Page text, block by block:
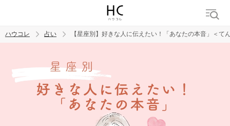
トレンド ワード
ハウコレ 占い 【星座別】好きな人に伝えたい！「あなたの本音」＜て